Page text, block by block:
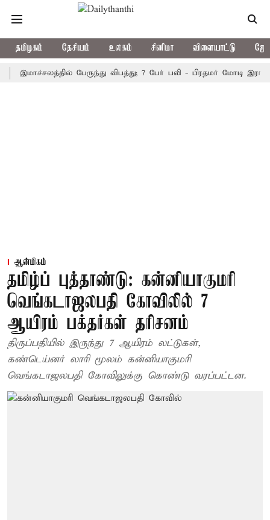
தமிழகம் தேசியம் உலகம் சினிமா விளையாட்டு
பேருந்து விபத்து; 7 பேர் பலி - பிரதமர் மோடி இரங்கல்
ஆன்மிகம்
தமிழ்ப் புத்தாண்டு: கன்னியாகுமரி
வெங்கடாஜலபதி கோவிலில் 7
ஆயிரம் பக்தர்கள் தரிசனம்
திருப்பதியில் இருந்து 7 ஆயிரம் லட்டுகள்,
கண்டெய்னர் லாரி மூலம் கன்னியாகுமரி
வெங்கடாஜலபதி கோவிலுக்கு கொண்டு வரப்பட்டன.